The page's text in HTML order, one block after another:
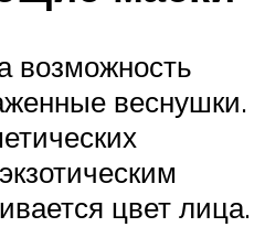
возможность
веснушки.
цвет лица.